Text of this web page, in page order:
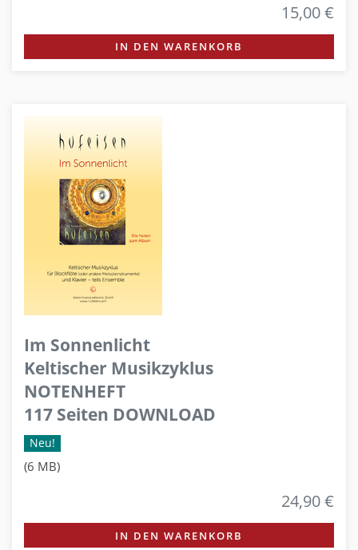
15,00 €
IN DEN WARENKORB
Im Sonnenlicht
Keltischer Musikzyklus
NOTENHEFT
117 Seiten DOWNLOAD
Neu!
(6 MB)
24,90 €
IN DEN WARENKORB